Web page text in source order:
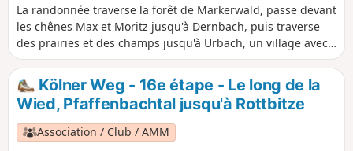
La randonnée traverse la forêt de Märkerwald, passe devant
les chênes Max et Moritz jusqu'à Dernbach, puis traverse
des prairies et des champs jusqu'à Urbach, un village avec
une église qui rappelle la chapelle palatine d'Aix-la-
Chapelle. Après Urbach, une belle forêt de hêtres nous
accueille. On arrive à Linkenbach, dont la rue principale
porte le nom du chemin qui traverse le village : le Kölner
Weg. En passant par la vallée du Linkenbach, on arrive dans
la vallée du Grenzbach et au moulin du Grenzbach.
Kölner Weg - 16e étape - Le long de la
Wied, Pfaffenbachtal jusqu'à Rottbitze
Association / Club / AMM